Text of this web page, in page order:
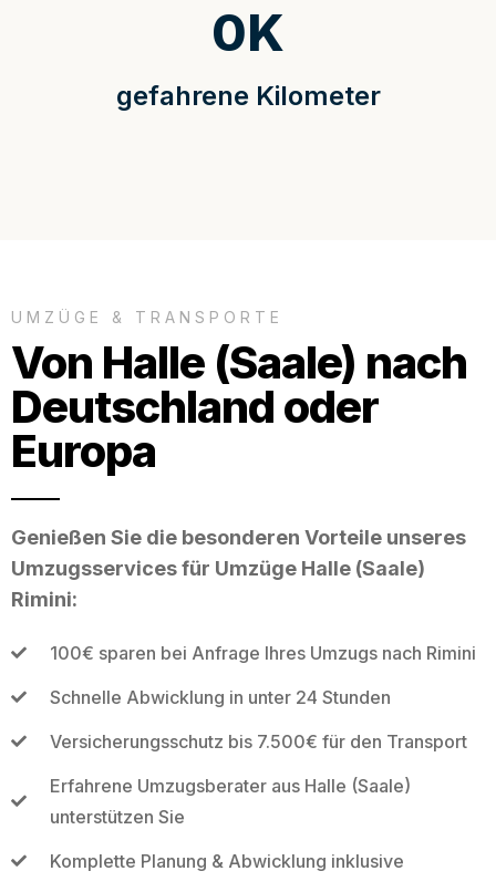
gefahrene Kilometer
0K
UMZÜGE & TRANSPORTE
Von Halle (Saale) nach
Deutschland oder
Europa
Genießen Sie die besonderen Vorteile unseres
Umzugsservices für Umzüge Halle (Saale)
Rimini:
100€ sparen bei Anfrage Ihres Umzugs nach Rimini
Schnelle Abwicklung in unter 24 Stunden
Versicherungsschutz bis 7.500€ für den Transport
Erfahrene Umzugsberater aus Halle (Saale)
unterstützen Sie
Komplette Planung & Abwicklung inklusive